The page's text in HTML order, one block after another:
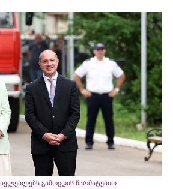
გამოცდის წარმატებით